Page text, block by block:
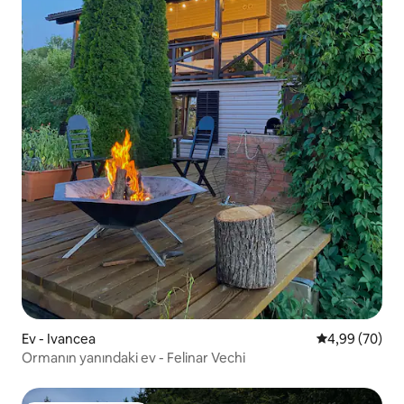
Ev - Ivancea 5 üzerinden
4,99 (70)
Ormanın yanındaki ev - Felinar Vechi